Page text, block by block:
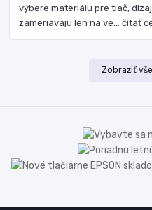
výbere materiálu pre tlač,
zameriavajú len na ve...čítať
Zobraziť